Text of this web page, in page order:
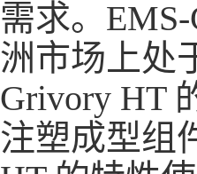
需求。
洲市场上处
Grivory HT
注塑成型组